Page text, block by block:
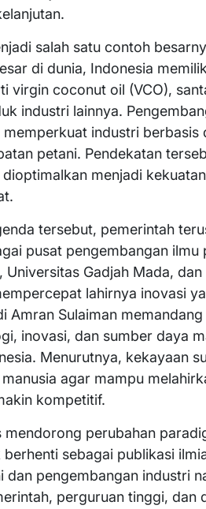
salah satu contoh
di dunia, Indonesia
virgin coconut oil (VCO),
industri lainnya.
industri
petani. Pendekatan
menjadi
tersebut, pemerintah
pusat pengembangan
Universitas Gadjah Mada,
lahirnya inovasi
Amran Sulaiman
inovasi, dan sumber daya
Menurutnya, kekayaan
agar mampu
kompetitif.
mendorong perubahan
sebagai publikasi
dan pengembangan industri
perguruan tinggi, dan